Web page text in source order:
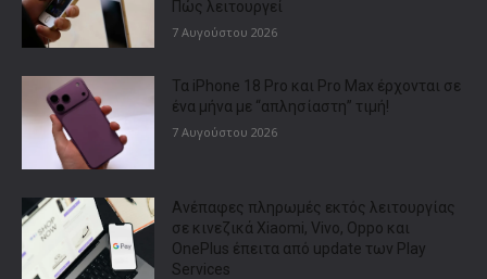
Πώς λειτουργεί
7 Αυγούστου 2026
Τα iPhone 18 Pro και Pro Max έρχονται σε
ένα μήνα με “απλησίαστη” τιμή!
7 Αυγούστου 2026
Ανέπαφες πληρωμές εκτός λειτουργίας
σε κινεζικά Xiaomi, Vivo, Oppo και
OnePlus έπειτα από update των Play
Services